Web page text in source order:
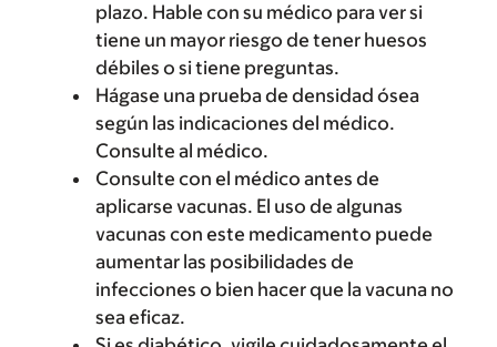
plazo. Hable con su médico para ver si
tiene un mayor riesgo de tener huesos
débiles o si tiene preguntas.
Hágase una prueba de densidad ósea
según las indicaciones del médico.
Consulte al médico.
Consulte con el médico antes de
aplicarse vacunas. El uso de algunas
vacunas con este medicamento puede
aumentar las posibilidades de
infecciones o bien hacer que la vacuna no
sea eficaz.